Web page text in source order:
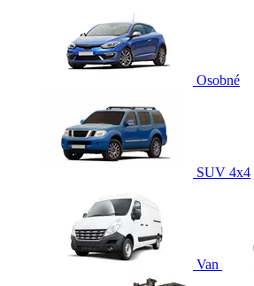
Osobné
SUV 4x4
Van